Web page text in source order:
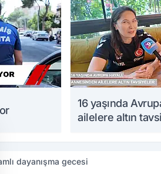
16 yaşında
ailelere altın
dayanışma gecesi